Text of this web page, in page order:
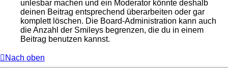
unlesbar machen und ein Moderator könnte deshalb
deinen Beitrag entsprechend überarbeiten oder gar
komplett löschen. Die Board-Administration kann auch
die Anzahl der Smileys begrenzen, die du in einem
Beitrag benutzen kannst.
Nach oben